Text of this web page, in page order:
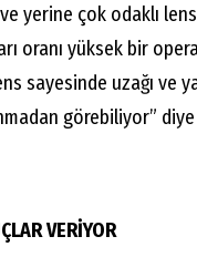
yerine çok odaklı
oranı yüksek bir
sayesinde uzağı ve
görebiliyor”
VERİYOR